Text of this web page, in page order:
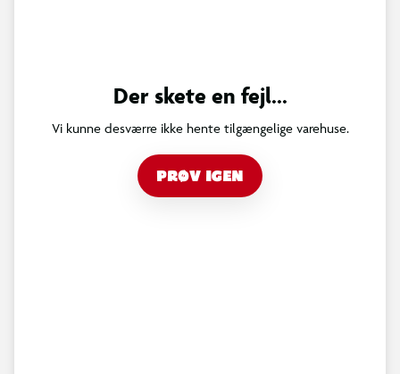
Der skete en fejl...
Vi kunne desværre ikke hente tilgængelige varehuse.
PRØV IGEN